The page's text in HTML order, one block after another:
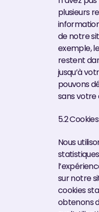
plusieurs
de notre
exemple,
restent
jusqu’à
pouvons
sans
5.2
Nous
sur notre
cookies
obtenons